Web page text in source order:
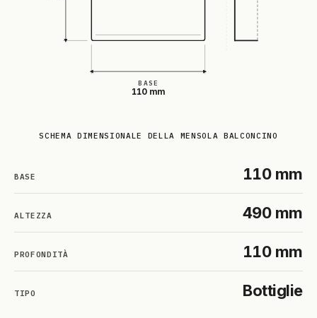
BASE
110 mm
SCHEMA DIMENSIONALE DELLA MENSOLA BALCONCINO
BASE 110 mm
ALTEZZA 490 mm
PROFONDITÀ 110 mm
TIPO Bottiglie